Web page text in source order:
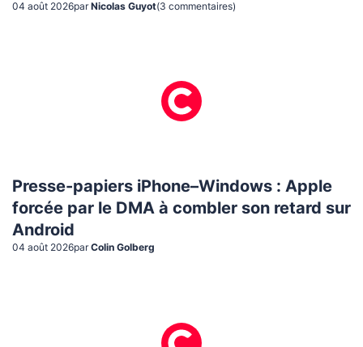
04 août 2026par Nicolas Guyot(3 commentaires)
Presse-papiers iPhone–Windows : Apple
forcée par le DMA à combler son retard sur
Android
04 août 2026par Colin Golberg